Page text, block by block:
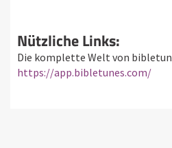
Nützliche Links:
Die komplette Welt von
https://app.bibletunes.com/